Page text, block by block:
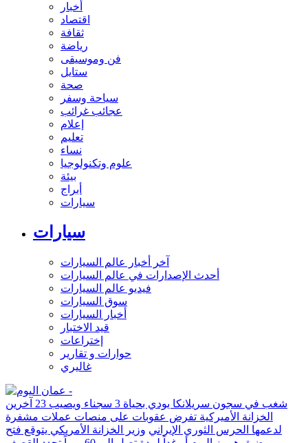
أخبار
اقتصاد
ثقافة
رياضة
فن وموسيقى
ستايل
صحة
سياحة وسفر
عجائب غرائب
إعلام
تعليم
نساء
علوم وتكنولوجيا
بيئة
أبراج
سيارات
سيارات
آخر أخبار عالم السيارات
أحدث الإصدارات في عالم السيارات
فيديو عالم السيارات
سوق السيارات
أخبار السيارات
قيد الاختبار
إختراعات
حوارات و تقارير
غاليري
شغب في سجون سريلانكا يودي بحياة 3 سجناء ويصيب 23 آخرين
الخزانة الأميركية تفرض عقوبات على منصات عملات مشفرة
لدعمها الحرس الثوري الإيراني وزير الخزانة الأمريكي يتوقع فتح